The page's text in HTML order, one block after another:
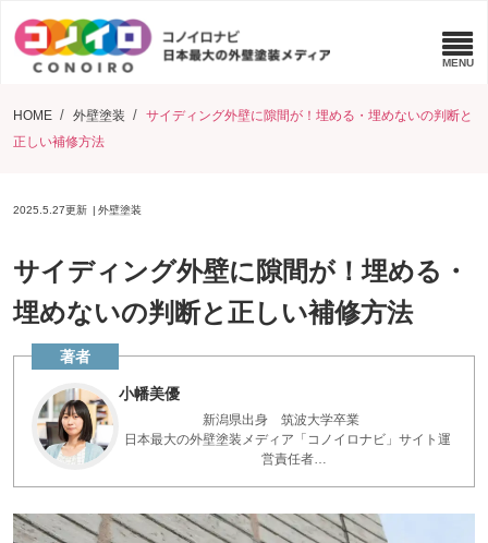
HOME 外壁塗装
サイディング外壁に隙間が！埋める・埋めないの判断と
正しい補修方法
2025.5.27更新 外壁塗装
サイディング外壁に隙間が！埋める・
埋めないの判断と正しい補修方法
小幡美優
新潟県出身 筑波大学卒業
日本最大の外壁塗装メディア「コノイロナビ」サイト運
営責任者